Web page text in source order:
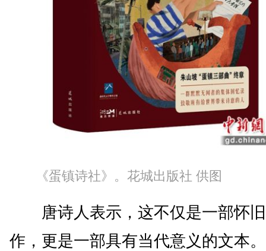
《蛋镇诗社》。花城出版社 供图
唐诗人表示，这不仅是一部怀
作，更是一部具有当代意义的文本